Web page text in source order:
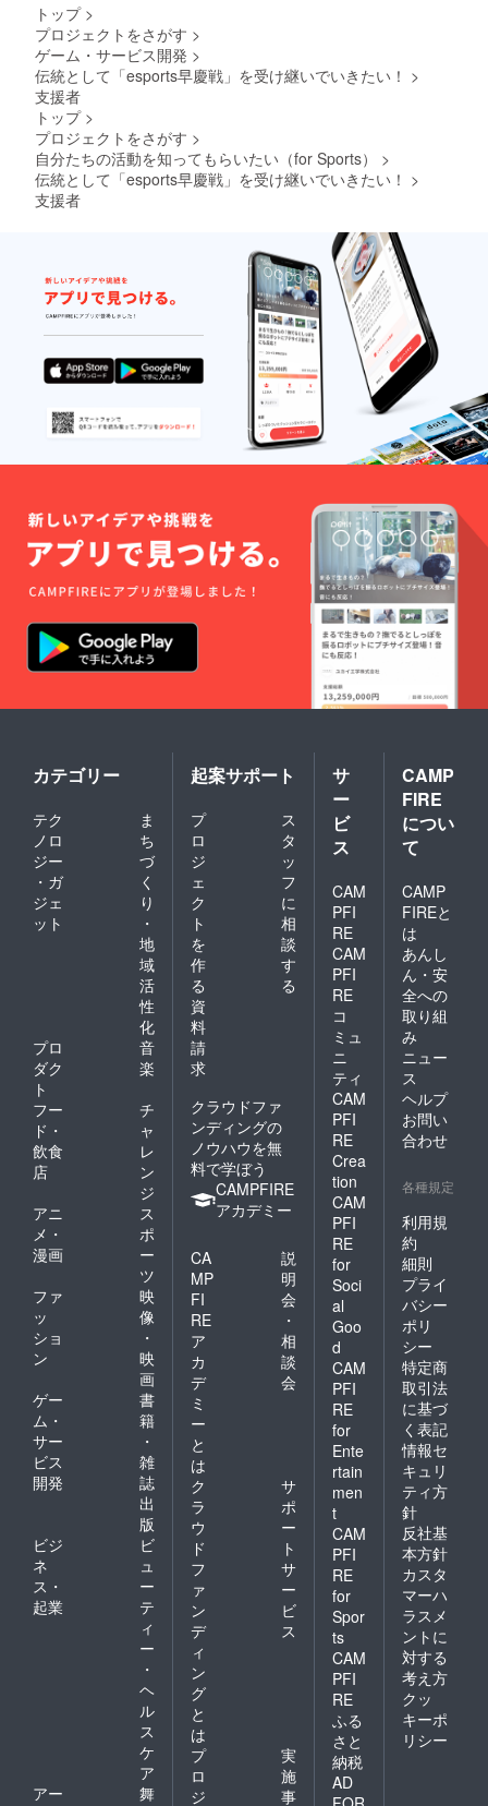
トップ >
プロジェクトをさがす >
ゲーム・サービス開発 >
伝統として「esports早慶戦」を受け継いでいきたい！ >
支援者
トップ >
プロジェクトをさがす >
自分たちの活動を知ってもらいたい（for Sports）
>
伝統として「esports早慶戦」を受け継いでいきたい！ >
支援者
カテゴリー
テク
ノロ
ジー
・ガ
ジェ
ット
ま
ち
づ
く
り
・
地
域
活
性
化
プロ
ダク
ト
音
楽
フー
ド・
飲食
店
チ
ャ
レ
ン
ジ
アニ
メ・
漫画
ス
ポ
ー
ツ
ファ
ッ
ショ
ン
映
像
・
映
画
ゲー
ム・
サー
ビス
開発
書
籍
・
雑
誌
出
版
ビジ
ネ
ス・
起業
ビ
ュ
ー
テ
ィ
ー
・
ヘ
ル
ス
ケ
ア
アー
舞
起案サポート
プ
ロ
ジ
ェ
ク
ト
を
作
る
ス
タ
ッ
フ
に
相
談
す
る
資
料
請
求
クラウドファ
ンディングの
ノウハウを無
料で学ぼう
CAMPFIRE
アカデミー
CA
MP
FI
RE
ア
カ
デ
ミ
ー
と
は
説
明
会
・
相
談
会
ク
ラ
ウ
ド
フ
ァ
ン
デ
ィ
ン
グ
と
は
サ
ポ
ー
ト
サ
ー
ビ
ス
プ
ロ
ジ
実
施
事
サ
ー
ビ
ス
CAM
PFI
RE
CAM
PFI
RE
コ
ミュ
ニ
ティ
CAM
PFI
RE
Crea
tion
CAM
PFI
RE
for
Soci
al
Goo
d
CAM
PFI
RE
for
Ente
rtain
men
t
CAM
PFI
RE
for
Spor
ts
CAM
PFI
RE
ふる
さと
納税
AD
CAMP
FIRE
につい
て
CAMP
FIREと
は
あんし
ん・安
全への
取り組
み
ニュー
ス
ヘルプ
お問い
合わせ
各種規定
利用規
約
細則
プライ
バシー
ポリ
シー
特定商
取引法
に基づ
く表記
情報セ
キュリ
ティ方
針
反社基
本方針
カスタ
マーハ
ラスメ
ントに
対する
考え方
クッ
キーポ
リシー